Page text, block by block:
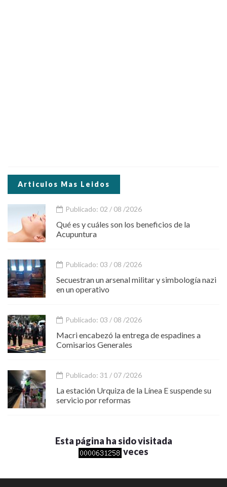
Articulos Mas Leidos
Publicado: 02 / 08 /2026
Qué es y cuáles son los beneficios de la
Acupuntura
Publicado: 03 / 08 /2026
Secuestran un arsenal militar y simbología nazi
en un operativo
Publicado: 03 / 08 /2026
Macri encabezó la entrega de espadines a
Comisarios Generales
Publicado: 31 / 07 /2026
La estación Urquiza de la Línea E suspende su
servicio por reformas
Esta página ha sido visitada
veces